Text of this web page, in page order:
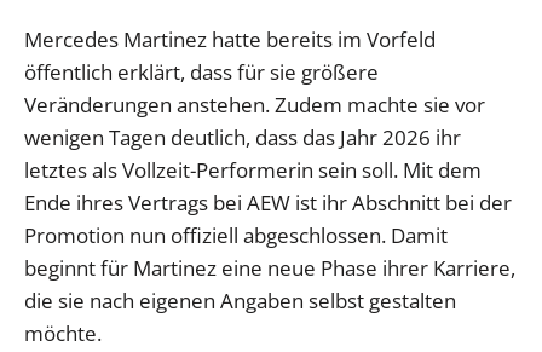
Mercedes Martinez hatte bereits im Vorfeld
öffentlich erklärt, dass für sie größere
Veränderungen anstehen. Zudem machte sie vor
wenigen Tagen deutlich, dass das Jahr 2026 ihr
letztes als Vollzeit-Performerin sein soll. Mit dem
Ende ihres Vertrags bei AEW ist ihr Abschnitt bei der
Promotion nun offiziell abgeschlossen. Damit
beginnt für Martinez eine neue Phase ihrer Karriere,
die sie nach eigenen Angaben selbst gestalten
möchte.